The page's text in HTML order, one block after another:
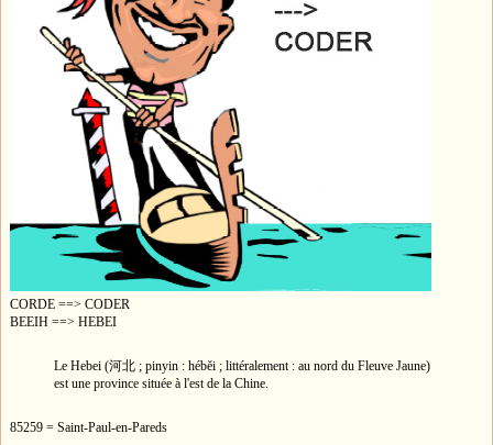
CORDE ==> CODER
BEEIH ==> HEBEI
Le Hebei (河北 ; pinyin : héběi ; littéralement : au nord du Fleuve Jaune)
est une province située à l'est de la Chine.
85259 = Saint-Paul-en-Pareds